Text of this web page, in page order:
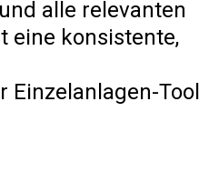
alle relevanten
eine konsistente,